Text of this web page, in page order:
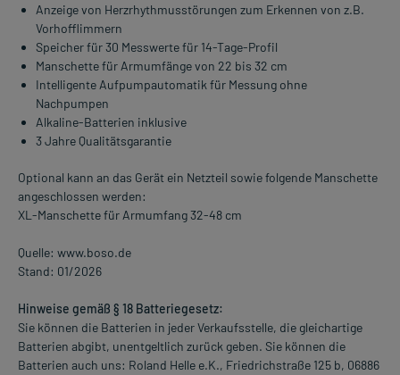
Anzeige von Herzrhythmusstörungen zum Erkennen von z.B.
Vorhofflimmern
Speicher für 30 Messwerte für 14-Tage-Profil
Manschette für Armumfänge von 22 bis 32 cm
Intelligente Aufpumpautomatik für Messung ohne
Nachpumpen
Alkaline-Batterien inklusive
3 Jahre Qualitätsgarantie
Optional kann an das Gerät ein Netzteil sowie folgende Manschette
angeschlossen werden:
XL-Manschette für Armumfang 32-48 cm
Quelle: www.boso.de
Stand: 01/2026
Hinweise gemäß § 18 Batteriegesetz:
Sie können die Batterien in jeder Verkaufsstelle, die gleichartige
Batterien abgibt, unentgeltlich zurück geben. Sie können die
Batterien auch uns: Roland Helle e.K., Friedrichstraße 125 b, 06886